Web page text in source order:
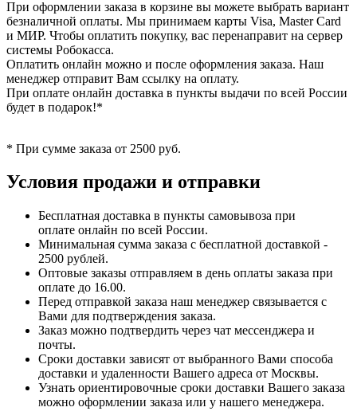
При оформлении заказа в корзине вы можете выбрать вариант
безналичной оплаты. Мы принимаем карты Visa, Master Card
и МИР. Чтобы оплатить покупку, вас перенаправит на сервер
системы Робокасса.
Оплатить онлайн можно и после оформления заказа. Наш
менеджер отправит Вам ссылку на оплату.
При оплате онлайн доставка в пункты выдачи по всей России
будет в подарок!*
* При сумме заказа от 2500 руб.
Условия продажи и отправки
Бесплатная доставка в пункты самовывоза при
оплате онлайн по всей России.
Минимальная сумма заказа с бесплатной доставкой -
2500 рублей.
Оптовые заказы отправляем в день оплаты заказа при
оплате до 16.00.
Перед отправкой заказа наш менеджер связывается с
Вами для подтверждения заказа.
Заказ можно подтвердить через чат мессенджера и
почты.
Сроки доставки зависят от выбранного Вами способа
доставки и удаленности Вашего адреса от Москвы.
Узнать ориентировочные сроки доставки Вашего заказа
можно оформлении заказа или у нашего менеджера.